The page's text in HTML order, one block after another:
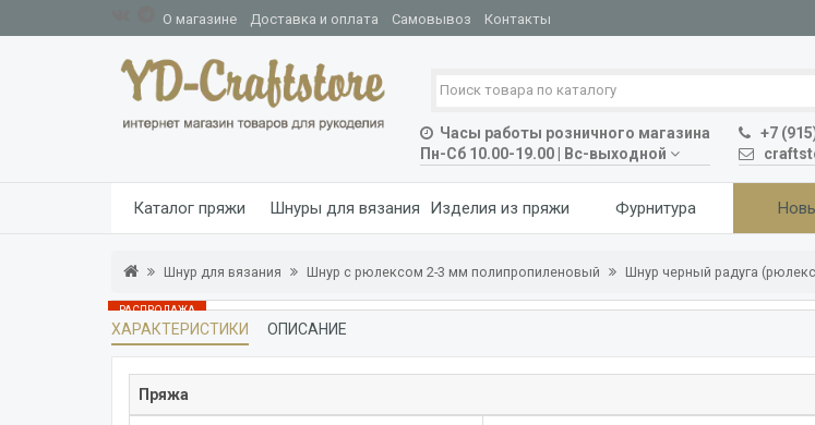
О магазине Доставка и оплата Самовывоз Контакты
Часы работы розничного магазина
Пн-Сб 10.00-19.00 | Вс-выходной
+7
Каталог пряжи Шнуры для вязания Изделия из пряжи Фурнитура
Шнур для вязания Шнур с рюлексом 2-3 мм полипропиленовый Шнур черный радуга
РАСПРОДАЖА
В НАЛИЧИИ 2 ШТ
ХАРАКТЕРИСТИКИ ОПИСАНИЕ
Пряжа